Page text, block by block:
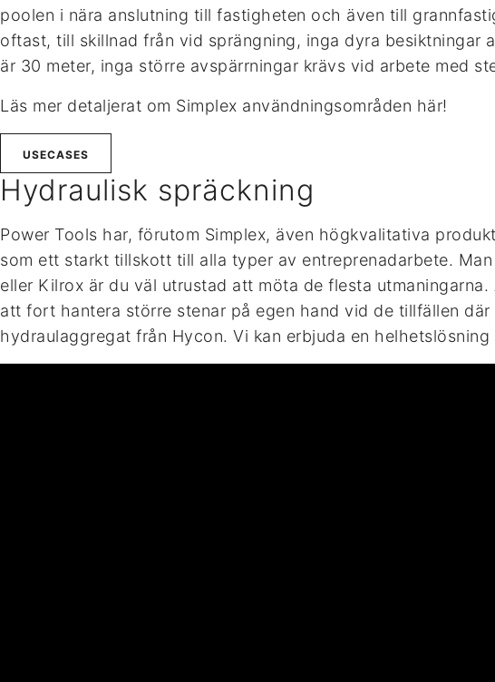
poolen i nära anslutning till fastigheten och även till
oftast, till skillnad från vid sprängning, inga dyra besiktningar
är 30 meter, inga större avspärrningar krävs vid arbete med
Läs mer detaljerat om Simplex användningsområden här!
USECASES
Hydraulisk spräckning
Power Tools har, förutom Simplex, även högkvalitativa
som ett starkt tillskott till alla typer av entreprenadarbete.
eller Kilrox är du väl utrustad att möta de flesta
att fort hantera större stenar på egen hand vid de tillfällen
hydraulaggregat från Hycon. Vi kan erbjuda en